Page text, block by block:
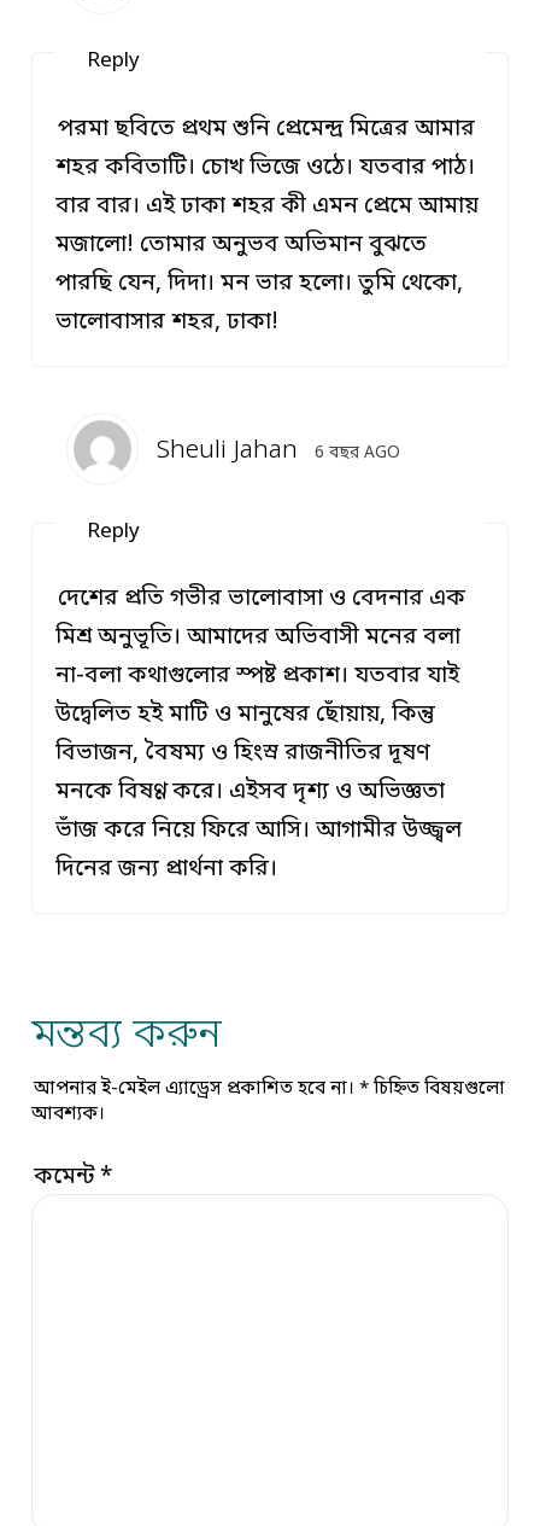
Reply
পরমা ছবিতে প্রথম শুনি প্রেমেন্দ্র মিত্রের আমার
শহর কবিতাটি। চোখ ভিজে ওঠে। যতবার পাঠ।
বার বার। এই ঢাকা শহর কী এমন প্রেমে আমায়
মজালো! তোমার অনুভব অভিমান বুঝতে
পারছি যেন, দিদা। মন ভার হলো। তুমি থেকো,
ভালোবাসার শহর, ঢাকা!
Sheuli Jahan 6 বছর AGO
Reply
দেশের প্রতি গভীর ভালোবাসা ও বেদনার এক
মিশ্র অনুভূতি। আমাদের অভিবাসী মনের বলা
না-বলা কথাগুলোর স্পষ্ট প্রকাশ। যতবার যাই
উদ্বেলিত হই মাটি ও মানুষের ছোঁয়ায়, কিন্তু
বিভাজন, বৈষম্য ও হিংস্র রাজনীতির দূষণ
মনকে বিষণ্ণ করে। এইসব দৃশ্য ও অভিজ্ঞতা
ভাঁজ করে নিয়ে ফিরে আসি। আগামীর উজ্জ্বল
দিনের জন্য প্রার্থনা করি।
মন্তব্য করুন
আপনার ই-মেইল এ্যাড্রেস প্রকাশিত হবে না। *চিহ্নিত বিষয়গুলো
আবশ্যক।
কমেন্ট*